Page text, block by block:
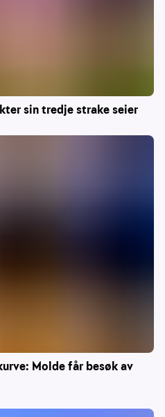
sin tredje strake seier
Molde får besøk av